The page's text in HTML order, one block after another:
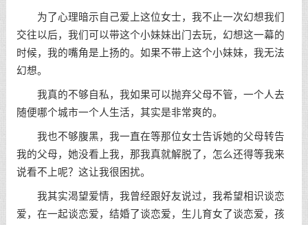
为了心理暗示自己爱上这位女士，我不止一次幻想我们
交往以后，我们可以带这个小妹妹出门去玩，幻想这一幕的
时候，我的嘴角是上扬的。如果不带上这个小妹妹，我无法
幻想。
我真的不够自私，我如果可以抛弃父母不管，一个人去
随便哪个城市一个人生活，其实是非常爽的。
我也不够腹黑，我一直在等那位女士告诉她的父母转告
我的父母，她没看上我，那我真就解脱了，怎么还得等我来
说看不上呢？这让我很困扰。
我其实渴望爱情，我曾经跟好友说过，我希望相识谈恋
爱，在一起谈恋爱，结婚了谈恋爱，生儿育女了谈恋爱，孩